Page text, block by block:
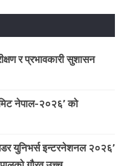
र प्रभावकारी सुशासन
नेपाल-२०२६’ को
युनिभर्स इन्टरनेशनल २०२६’